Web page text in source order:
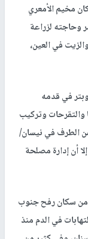
(40عاماً) من سكان مخيم الأمعري
وحاجته لزراعة
في العين،
في قدمه
والتقرحات وتركيب
الطرف في نيسان/
إلا أن إدارة مصلحة
أحمد جمعة الصوفي (33 عاماً) من سكان رفح جنوب
في الدم منذ